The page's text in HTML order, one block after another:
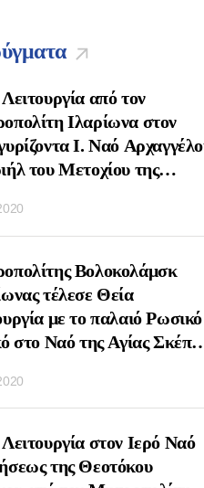
από τον
Ιλαρίωνα στον
Ι. Ναό
του Μετοχίου της
Βολοκολάμσκ
τέλεσε Θεία
με το παλαιό Ρωσικό
στο Ναό της Αγίας
στον Ιερό Ναό
της Θεοτόκου